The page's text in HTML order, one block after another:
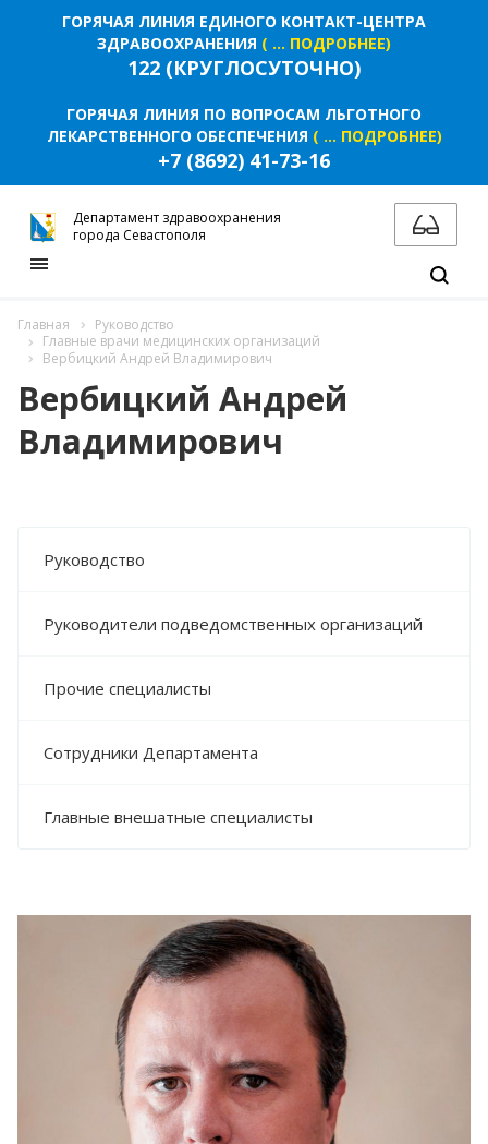
Главная
Руководство
Главные врачи медицинских организаций
Вербицкий Андрей Владимирович
Вербицкий Андрей
Владимирович
Руководство
Руководители подведомственных организаций
Прочие специалисты
Сотрудники Департамента
Главные внешатные специалисты
ГОРЯЧАЯ ЛИНИЯ ЕДИНОГО КОНТАКТ-ЦЕНТРА
ЗДРАВООХРАНЕНИЯ ( ... ПОДРОБНЕЕ)
122 (КРУГЛОСУТОЧНО)
ГОРЯЧАЯ ЛИНИЯ ПО ВОПРОСАМ ЛЬГОТНОГО
ЛЕКАРСТВЕННОГО ОБЕСПЕЧЕНИЯ ( ... ПОДРОБНЕЕ)
+7 (8692) 41-73-16
Департамент здравоохранения
города Севастополя